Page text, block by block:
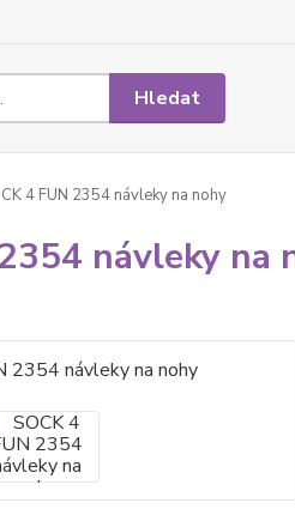
Hledat
4 FUN 2354 návleky na nohy
návleky na